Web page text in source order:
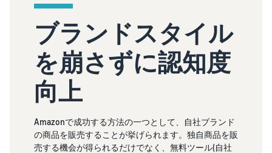
ブランドスタイル
を崩さずに認知度
向上
Amazonで成功する方法の一つとして、自社ブランド
の商品を販売することが挙げられます。独自商品を販
売する機会が得られるだけでなく、無料ツール(自社